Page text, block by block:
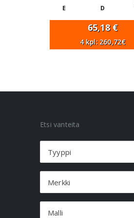
E D
65,18 €
4 kpl: 260,72€
Etsi vanteita
Tyyppi
Merkki
Malli